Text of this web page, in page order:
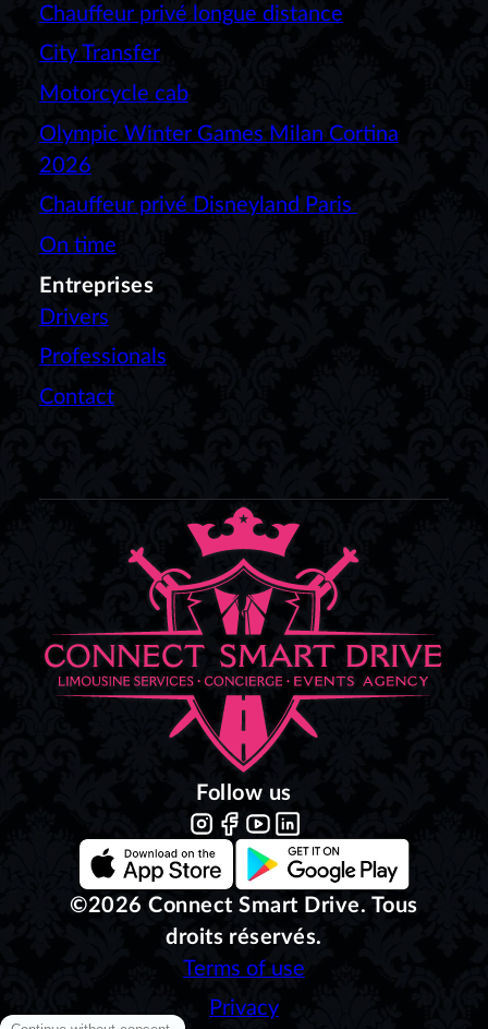
Chauffeur privé longue distance
City Transfer
Motorcycle cab
Olympic Winter Games Milan Cortina
2026
Chauffeur privé Disneyland Paris
On time
Entreprises
Drivers
Professionals
Contact
Follow us
©2026 Connect Smart Drive. Tous
droits réservés.
Terms of use
Privacy